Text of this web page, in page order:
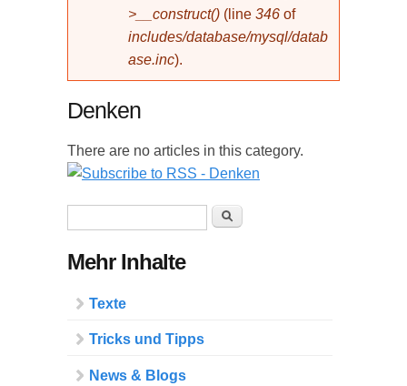
>__construct() (line 346 of
includes/database/mysql/datab
ase.inc).
Denken
There are no articles in this category.
Suche
Mehr Inhalte
Texte
Tricks und Tipps
News & Blogs